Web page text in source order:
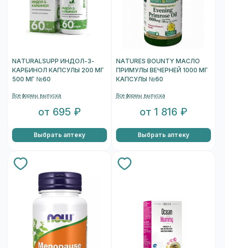
NATURALSUPP ИНДОЛ-3-
КАРБИНОЛ КАПСУЛЫ 200 МГ
500 МГ №60
Все формы выпуска
от 695 ₽
Выбрать аптеку
NATURES BOUNTY МАСЛО
ПРИМУЛЫ ВЕЧЕРНЕЙ 1000 МГ
КАПСУЛЫ №60
Все формы выпуска
от 1 816 ₽
Выбрать аптеку